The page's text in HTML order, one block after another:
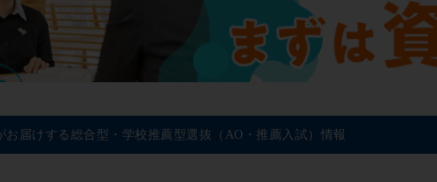
お届けする総合型・学校推薦型選抜（AO・推薦入試）情報